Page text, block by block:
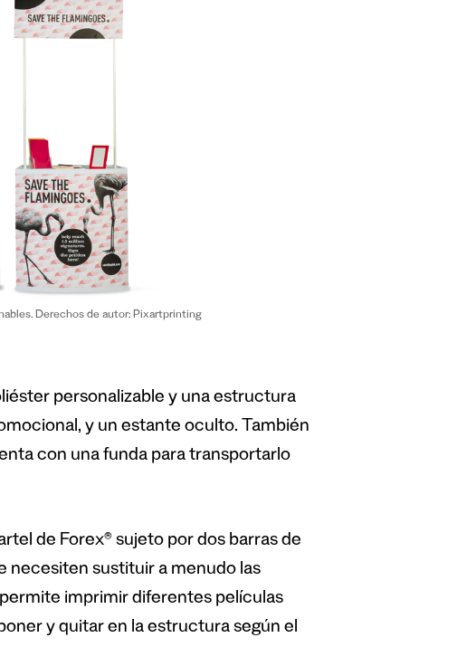
Derechos de autor: Pixartprinting
personalizable y una estructura
y un estante oculto. También
con una funda para transportarlo
de Forex® sujeto por dos barras de
necesiten sustituir a menudo las
imprimir diferentes películas
y quitar en la estructura según el